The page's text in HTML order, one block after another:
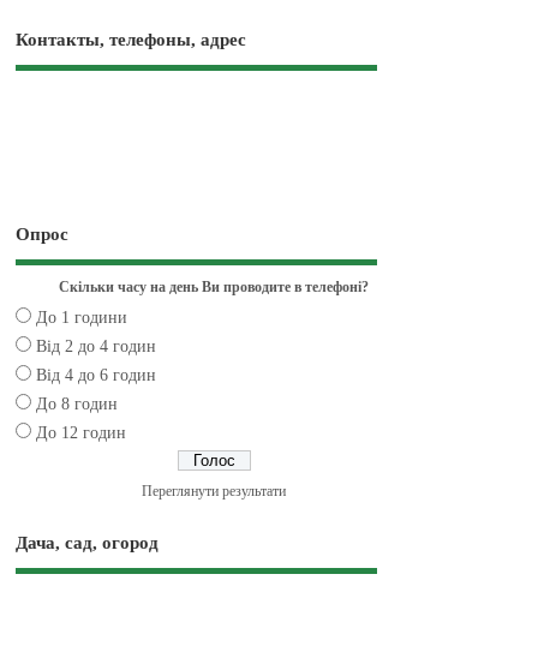
Контакты, телефоны, адрес
Опрос
Скільки часу на день Ви проводите в телефоні?
До 1 години
Від 2 до 4 годин
Від 4 до 6 годин
До 8 годин
До 12 годин
Переглянути результати
Дача, сад, огород